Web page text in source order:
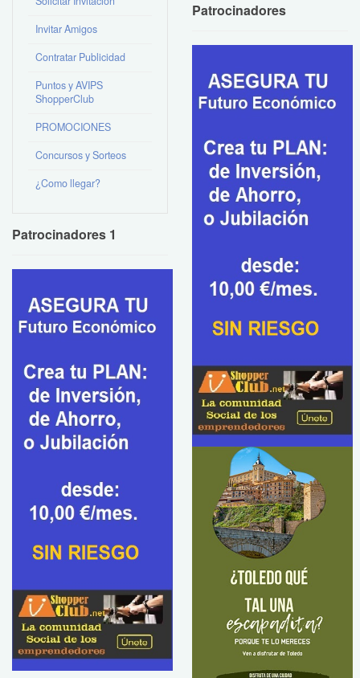
Invitar Amigos
Contratar Publicidad
Puntos y AVIPS
ShopperClub
PROMOCIONES
Concursos y Sorteos
¿Como llegar?
Patrocinadores 1
Patrocinadores